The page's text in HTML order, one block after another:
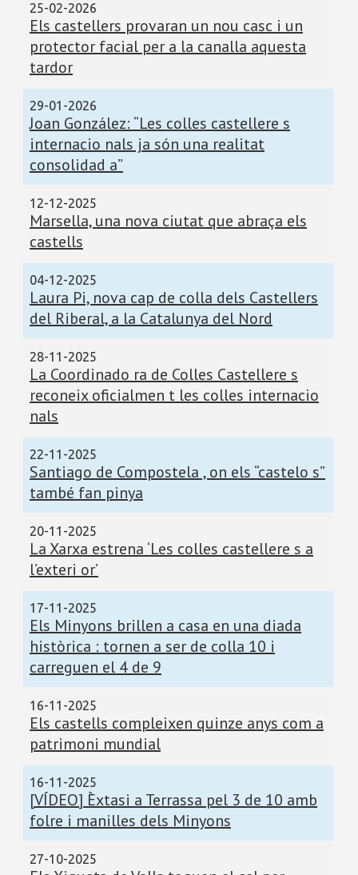
25-02-2026
Els castellers provaran un nou casc i un
protector facial per a la canalla aquesta
tardor
29-01-2026
Joan González: “Les colles castellere s
internacio nals ja són una realitat
consolidad a”
12-12-2025
Marsella, una nova ciutat que abraça els
castells
04-12-2025
Laura Pi, nova cap de colla dels Castellers
del Riberal, a la Catalunya del Nord
28-11-2025
La Coordinado ra de Colles Castellere s
reconeix oficialmen t les colles internacio
nals
22-11-2025
Santiago de Compostela , on els “castelo s”
també fan pinya
20-11-2025
La Xarxa estrena ‘Les colles castellere s a
l’exteri or’
17-11-2025
Els Minyons brillen a casa en una diada
històrica : tornen a ser de colla 10 i
carreguen el 4 de 9
16-11-2025
Els castells compleixen quinze anys com a
patrimoni mundial
16-11-2025
[VÍDEO] Èxtasi a Terrassa pel 3 de 10 amb
folre i manilles dels Minyons
27-10-2025